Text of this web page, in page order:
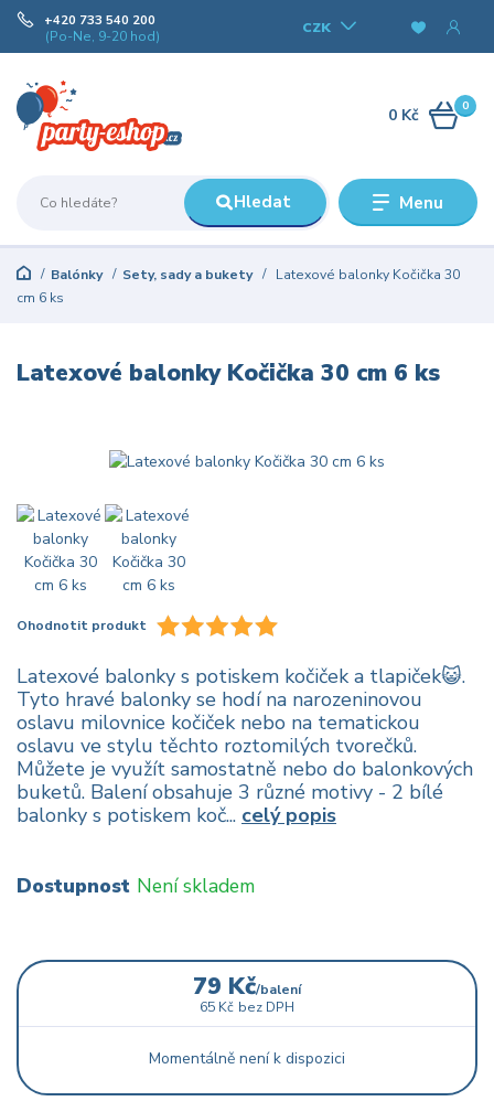
Menu
CZK
Hledat
+420 733 540 200
(Po-Ne, 9-20 hod)
0
0 Kč
Balónky Sety, sady a bukety
Latexové balonky Kočička 30
cm 6 ks
Latexové balonky Kočička 30 cm 6 ks
Ohodnotit produkt
Latexové balonky s potiskem kočiček a tlapiček😺.
Tyto hravé balonky se hodí na narozeninovou
oslavu milovnice kočiček nebo na tematickou
oslavu ve stylu těchto roztomilých tvorečků.
Můžete je využít samostatně nebo do balonkových
buketů. Balení obsahuje 3 různé motivy - 2 bílé
balonky s potiskem koč... celý popis
Dostupnost Není skladem
79 Kč/balení
65 Kč bez DPH
Momentálně není k dispozici